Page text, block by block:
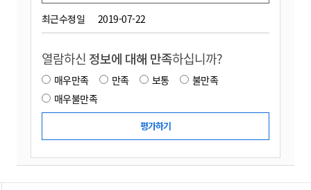
최근수정일 2019-07-22
열람하신 정보에 대해 만족하십니까?
매우만족 만족 보통
불만족
매우불만족